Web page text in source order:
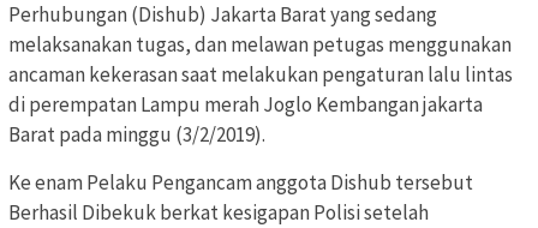
Perhubungan (Dishub) Jakarta Barat yang sedang
melaksanakan tugas, dan melawan petugas menggunakan
ancaman kekerasan saat melakukan pengaturan lalu lintas
di perempatan Lampu merah Joglo Kembangan jakarta
Barat pada minggu (3/2/2019).
Ke enam Pelaku Pengancam anggota Dishub tersebut
Berhasil Dibekuk berkat kesigapan Polisi setelah